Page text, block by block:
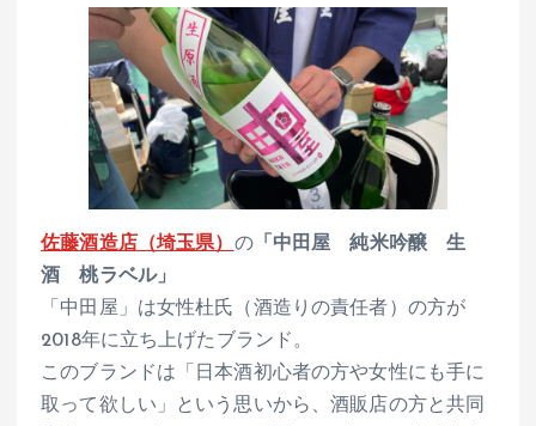
佐藤酒造店（埼玉県） の「中田屋 純米吟醸 生
酒 桃ラベル」
「中田屋」は女性杜氏（酒造りの責任者）の方が
2018年に立ち上げたブランド。
このブランドは「日本酒初心者の方や女性にも手に
取って欲しい」という思いから、酒販店の方と共同